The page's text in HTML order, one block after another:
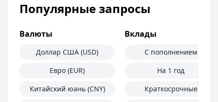
Популярные запросы
Валюты
Доллар США (USD)
Евро (EUR)
Китайский юань (CNY)
Вклады
С пополнением
На 1 год
Краткосрочные